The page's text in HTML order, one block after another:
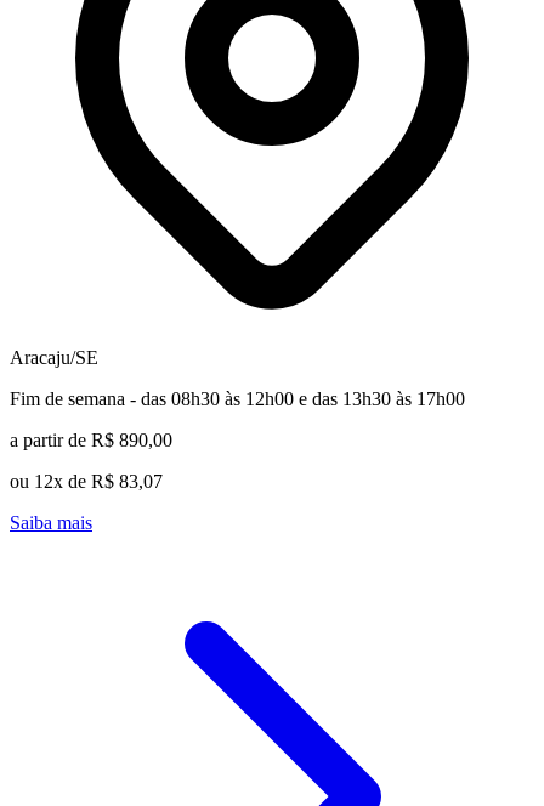
Aracaju/SE
Fim de semana - das 08h30 às 12h00 e das 13h30 às 17h00
a partir de R$ 890,00
ou 12x de R$ 83,07
Saiba mais